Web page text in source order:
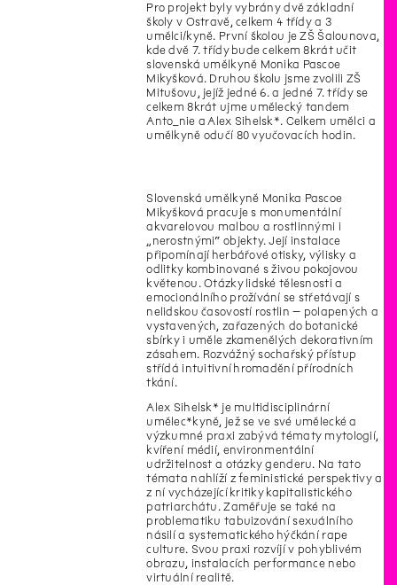
Pro projekt byly vybrány dvě základní
školy v Ostravě, celkem 4 třídy a 3
umělci/kyně. První školou je ZŠ Šalounova,
kde dvě 7. třídy bude celkem 8krát učit
slovenská umělkyně Monika Pascoe
Mikyšková. Druhou školu jsme zvolili ZŠ
Mitušovu, jejíž jedné 6. a jedné 7. třídy se
celkem 8krát ujme umělecký tandem
Anto_nie a Alex Sihelsk*. Celkem umělci a
umělkyně odučí 80 vyučovacích hodin.
Slovenská umělkyně Monika Pascoe
Mikyšková pracuje s monumentální
akvarelovou malbou a rostlinnými i
„nerostnými“ objekty. Její instalace
připomínají herbářové otisky, výlisky a
odlitky kombinované s živou pokojovou
květenou. Otázky lidské tělesnosti a
emocionálního prožívání se střetávají s
nelidskou časovostí rostlin – polapených a
vystavených, zařazených do botanické
sbírky i uměle zkamenělých dekorativním
zásahem. Rozvážný sochařský přístup
střídá intuitivní hromadění přírodních
tkání.
Alex Sihelsk* je multidisciplinární
umělec*kyně, jež se ve své umělecké a
výzkumné praxi zabývá tématy mytologií,
kvíření médií, environmentální
udržitelnost a otázky genderu. Na tato
témata nahlíží z feministické perspektivy a
z ní vycházející kritiky kapitalistického
patriarchátu. Zaměřuje se také na
problematiku tabuizování sexuálního
násilí a systematického hýčkání rape
culture. Svou praxi rozvíjí v pohyblivém
obrazu, instalacích performance nebo
virtuální realitě.